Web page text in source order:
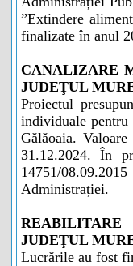
”Extindere
finalizate în anul
CANALIZARE
JUDEŢUL
Proiectul
individuale
Gălăoaia.
31.12.2024. În
14751/
Administrației.
JUDEŢUL
Lucrările au fost